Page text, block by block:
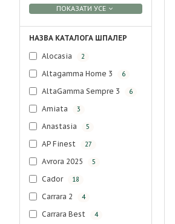
ПОКАЗАТИ УСЕ
НАЗВА КАТАЛОГА ШПАЛЕР
Alocasia 2
Altagamma Home 3 6
AltaGamma Sempre 3 6
Amiata 3
Anastasia 5
AP Finest 27
Avrora 2025 5
Cador 18
Carrara 2 4
Carrara Best 4